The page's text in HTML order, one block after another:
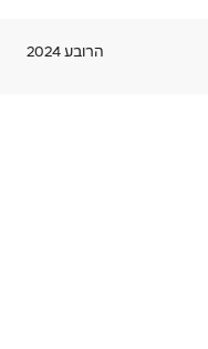
הרובע 2024